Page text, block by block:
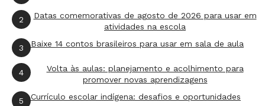
2
Datas comemorativas de agosto de 2026 para usar em
atividades na escola
3 Baixe 14 contos brasileiros para usar em sala de aula
4
Volta às aulas: planejamento e acolhimento para
promover novas aprendizagens
5 Currículo escolar indígena: desafios e oportunidades